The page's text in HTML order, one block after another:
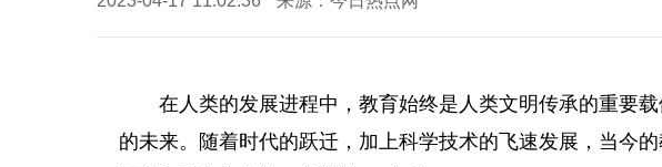
在人类的发展进程中，教育始终是人类文明传承的重要
的未来。随着时代的跃迁，加上科学技术的飞速发展，当今